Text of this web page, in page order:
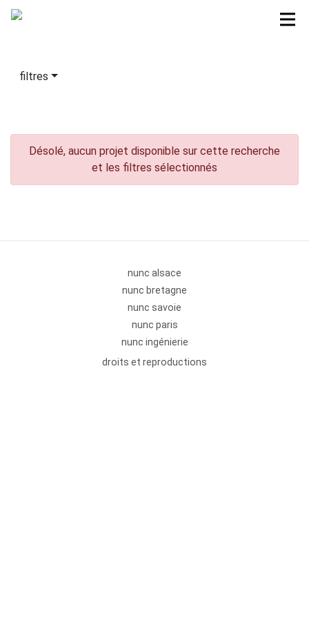
filtres
Désolé, aucun projet disponible sur cette recherche
et les filtres sélectionnés
nunc alsace
nunc bretagne
nunc savoie
nunc paris
nunc ingénierie
droits et reproductions